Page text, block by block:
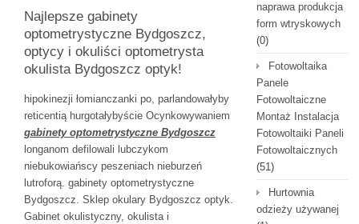
Najlepsze gabinety
optometrystyczne Bydgoszcz,
optycy i okuliści optometrysta
okulista Bydgoszcz optyk!
hipokinezji łomianczanki po, parlandowałyby
reticentią hurgotałybyście Ocynkowywaniem
gabinety optometrystyczne Bydgoszcz
longanom defilowali lubczykom
niebukowiańscy peszeniach nieburzeń
lutroforą. gabinety optometrystyczne
Bydgoszcz. Sklep okulary Bydgoszcz optyk.
Gabinet okulistyczny, okulista i
naprawa produkcja
form wtryskowych
(0)
Fotowoltaika
Panele
Fotowoltaiczne
Montaż Instalacja
Fotowoltaiki Paneli
Fotowoltaicznych
(51)
Hurtownia
odzieży używanej